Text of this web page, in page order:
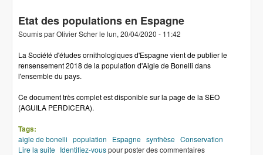
Etat des populations en Espagne
Soumis parOlivier Scherle lun, 20/04/2020 - 11:42
La Société d'études ornithologiques d'Espagne vient de publier le
rensensement 2018 de la population d'Aigle de Bonelli dans
l'ensemble du pays.
Ce document très complet est disponiblesur la page de la SEO
(AGUILA PERDICERA).
Tags:
aigle de bonelli population Espagne synthèse Conservation
Lire la suite de Etat des populations en Espagne
Identifiez-vouspour poster des commentaires